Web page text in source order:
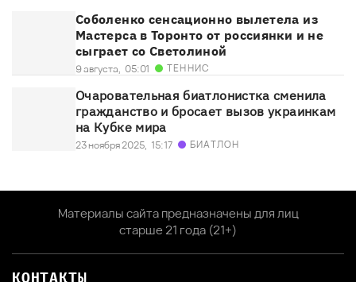
Соболенко сенсационно вылетела из
Мастерса в Торонто от россиянки и не
сыграет со Светолиной
9 августа, 05:01 ТЕННИС
Очаровательная биатлонистка сменила
гражданство и бросает вызов украинкам
на Кубке мира
23 ноября 2025, 15:17 БИАТЛОН
Материалы сайта предназначены для лиц
старше 21 года (21+)
КОНТАКТЫ